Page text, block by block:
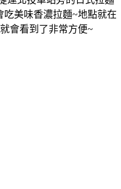
美味香濃拉麵~地點就在
會看到了非常方便~